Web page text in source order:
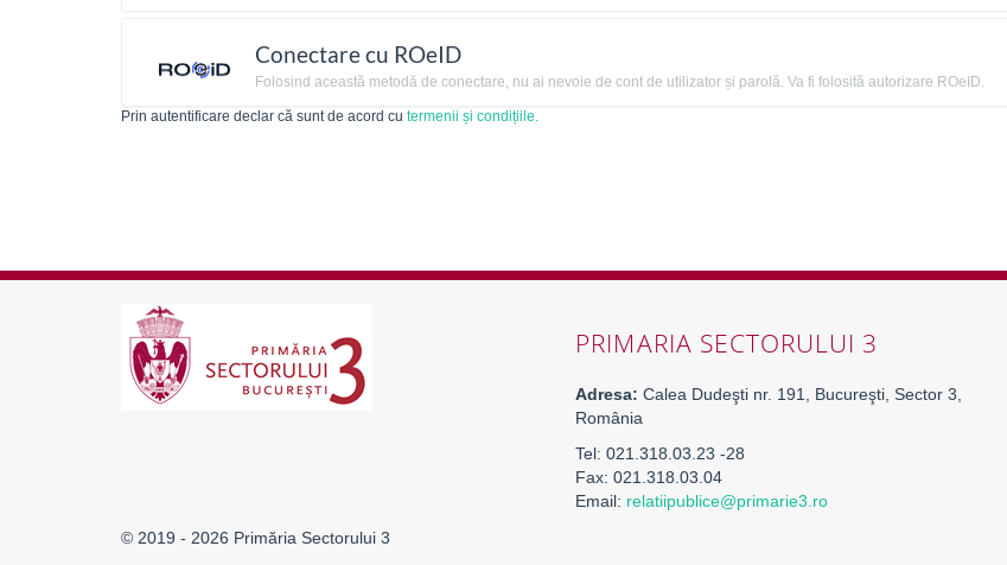
Conectare cu ROeID
Folosind această metodă de conectare, nu ai nevoie de cont de utilizator și parolă. Va fi folosită autorizare ROeID.
Prin autentificare declar că sunt de acord cu termenii și condițiile.
PRIMARIA SECTORULUI 3
Adresa: Calea Dudeşti nr. 191, Bucureşti, Sector 3,
România
Tel: 021.318.03.23 -28
Fax: 021.318.03.04
Email: relatiipublice@primarie3.ro
© 2019 - 2026 Primăria Sectorului 3